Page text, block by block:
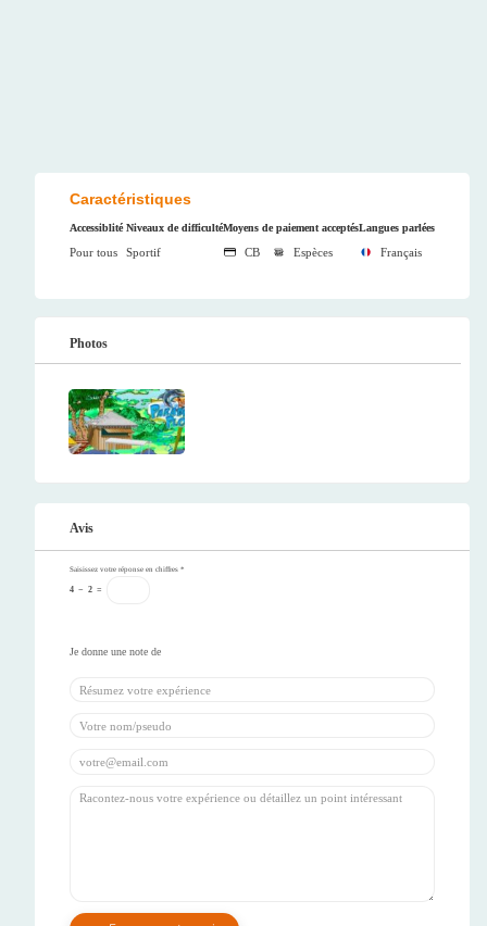
Caractéristiques
Accessiblité
Pour tous
Niveaux de difficulté
Sportif
Moyens de paiement acceptés
CB Espèces
Langues parlées
Français
Photos
Avis
Saisissez votre réponse en chiffres *
4 − 2 =